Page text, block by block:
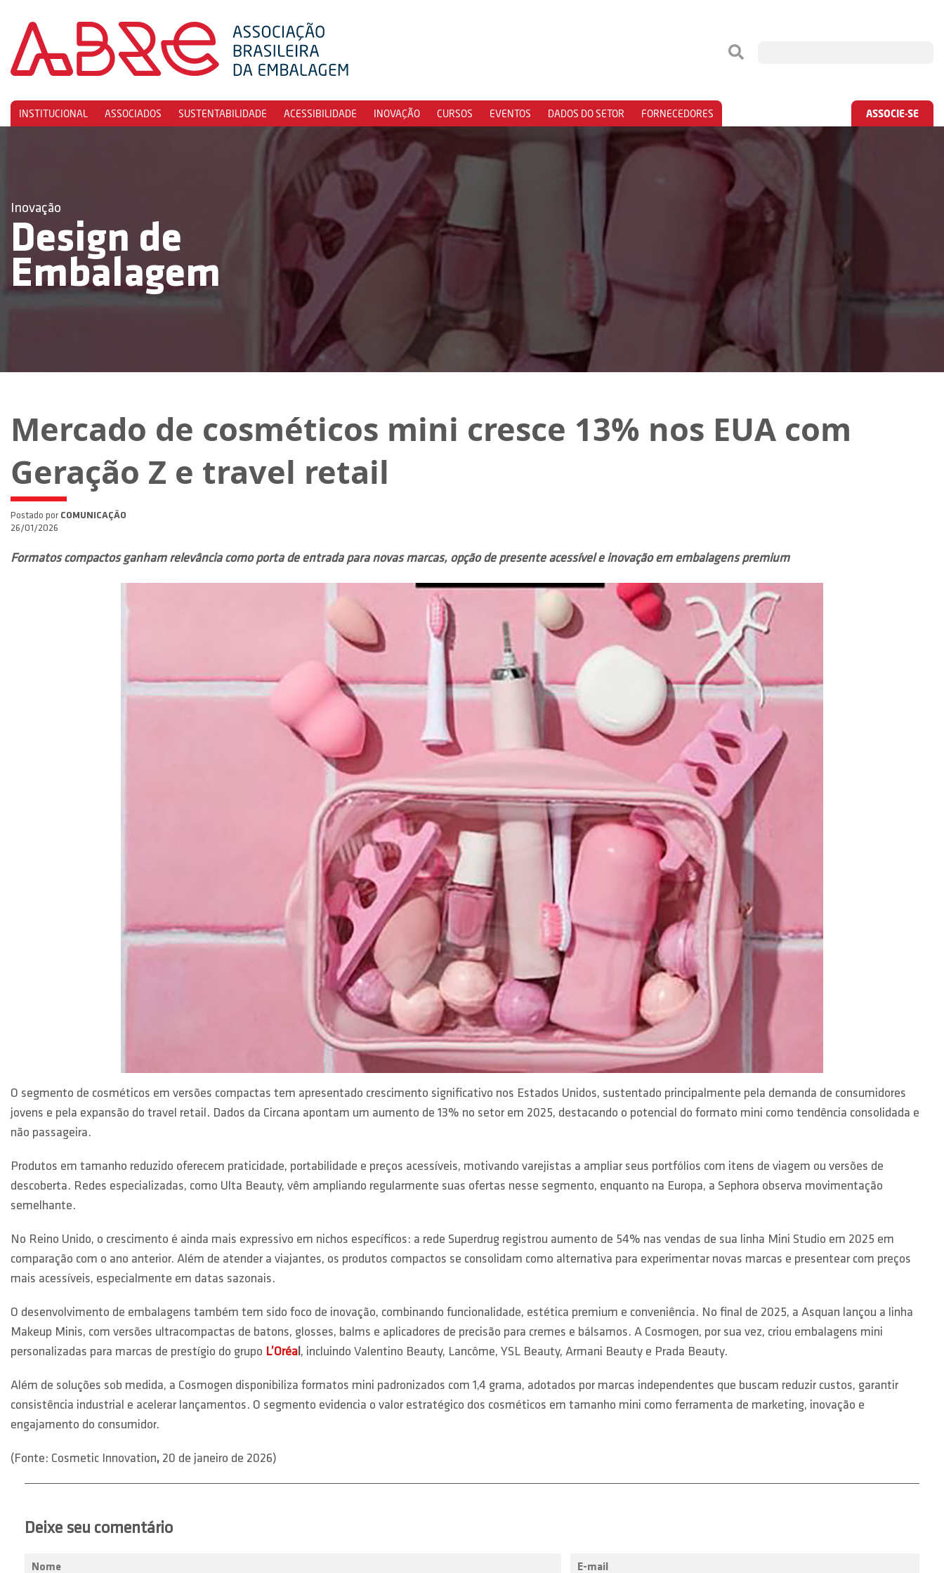
INSTITUCIONAL ASSOCIADOS SUSTENTABILIDADE ACESSIBILIDADE INOVAÇÃO CURSOS EVENTOS DADOS DO SETOR FORNECEDORES ASSOCIE-SE
Inovação
Design de
Embalagem
Mercado de cosméticos mini cresce 13% nos EUA com
Geração Z e travel retail
Postado por COMUNICAÇÃO
26/01/2026
Formatos compactos ganham relevância como porta de entrada para novas marcas, opção de presente acessível e inovação em embalagens premium
O segmento de cosméticos em versões compactas tem apresentado crescimento significativo nos Estados Unidos, sustentado principalmente pela demanda de consumidores
jovens e pela expansão do travel retail. Dados da Circana apontam um aumento de 13% no setor em 2025, destacando o potencial do formato mini como tendência consolidada e
não passageira.
Produtos em tamanho reduzido oferecem praticidade, portabilidade e preços acessíveis, motivando varejistas a ampliar seus portfólios com itens de viagem ou versões de
descoberta. Redes especializadas, como Ulta Beauty, vêm ampliando regularmente suas ofertas nesse segmento, enquanto na Europa, a Sephora observa movimentação
semelhante.
No Reino Unido, o crescimento é ainda mais expressivo em nichos específicos: a rede Superdrug registrou aumento de 54% nas vendas de sua linha Mini Studio em 2025 em
comparação com o ano anterior. Além de atender a viajantes, os produtos compactos se consolidam como alternativa para experimentar novas marcas e presentear com preços
mais acessíveis, especialmente em datas sazonais.
O desenvolvimento de embalagens também tem sido foco de inovação, combinando funcionalidade, estética premium e conveniência. No final de 2025, a Asquan lançou a linha
Makeup Minis, com versões ultracompactas de batons, glosses, balms e aplicadores de precisão para cremes e bálsamos. A Cosmogen, por sua vez, criou embalagens mini
personalizadas para marcas de prestígio do grupo L’Oréal, incluindo Valentino Beauty, Lancôme, YSL Beauty, Armani Beauty e Prada Beauty.
Além de soluções sob medida, a Cosmogen disponibiliza formatos mini padronizados com 1,4 grama, adotados por marcas independentes que buscam reduzir custos, garantir
consistência industrial e acelerar lançamentos. O segmento evidencia o valor estratégico dos cosméticos em tamanho mini como ferramenta de marketing, inovação e
engajamento do consumidor.
(Fonte: Cosmetic Innovation, 20 de janeiro de 2026)
Deixe seu comentário